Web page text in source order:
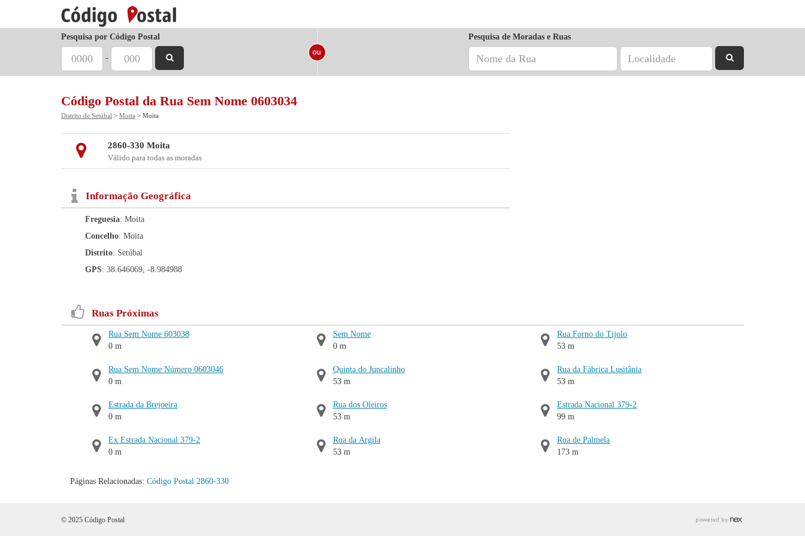
Pesquisa por Código Postal
-
Pesquisa de Moradas e Ruas
Código Postal da Rua Sem Nome 0603034
Distrito de Setúbal > Moita > Moita
2860-330 Moita
Válido para todas as moradas
Informação Geográfica
Freguesia: Moita
Concelho: Moita
Distrito: Setúbal
GPS: 38.646069, -8.984988
Ruas Próximas
Rua Sem Nome 603038
0 m
Rua Sem Nome Número 0603046
0 m
Estrada da Brejoeira
0 m
Ex Estrada Nacional 379-2
0 m
Sem Nome
0 m
Quinta do Juncalinho
53 m
Rua dos Oleiros
53 m
Rua da Argila
53 m
Rua Forno do Tijolo
53 m
Rua da Fábrica Lusitânia
53 m
Estrada Nacional 379-2
99 m
Rua de Palmela
173 m
Páginas Relacionadas: Código Postal 2860-330
© 2025 Código Postal